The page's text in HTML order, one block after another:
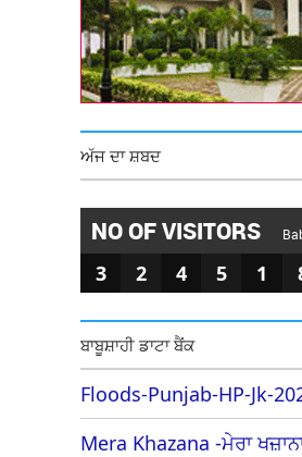
ਅੱਜ ਦਾ ਸ਼ਬਦ
NO OF VISITORS
3 2 4 5 1
ਬਾਬੂਸ਼ਾਹੀ ਡਾਟਾ ਬੈਂਕ
Floods-Punjab-HP-Jk-
Mera Khazana -ਮੇਰਾ